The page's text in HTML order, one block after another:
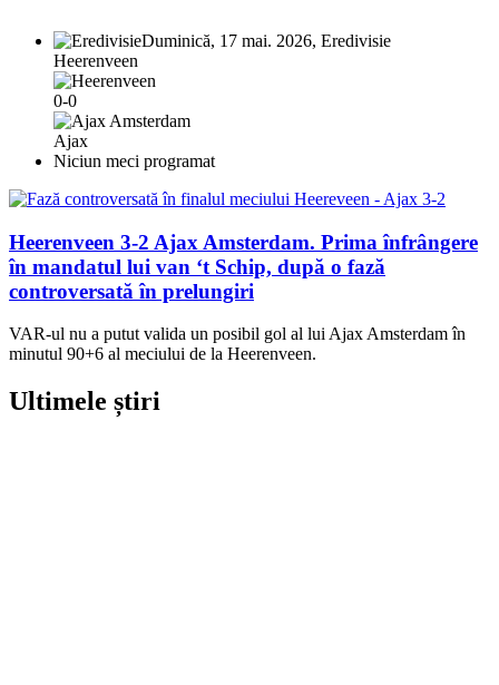
Duminică, 17 mai. 2026, Eredivisie
Heerenveen
0-0
Ajax
Niciun meci programat
Heerenveen 3-2 Ajax Amsterdam. Prima înfrângere
în mandatul lui van ‘t Schip, după o fază
controversată în prelungiri
VAR-ul nu a putut valida un posibil gol al lui Ajax Amsterdam în
minutul 90+6 al meciului de la Heerenveen.
Ultimele știri